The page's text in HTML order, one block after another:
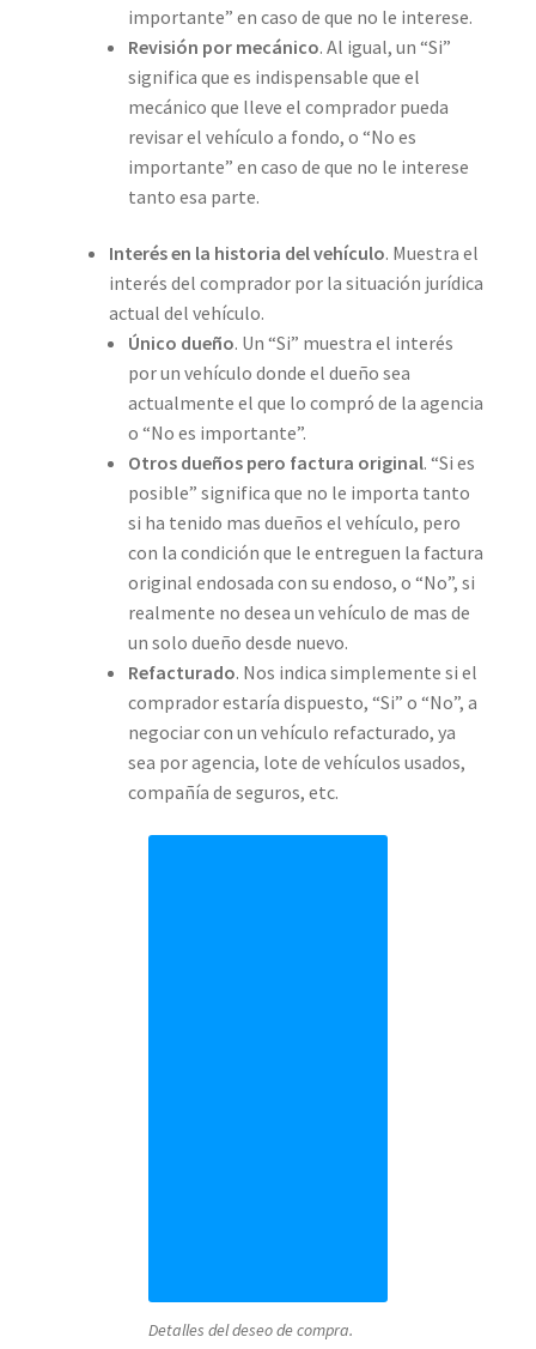
importante” en caso de que no le interese.
Revisión por mecánico. Al igual, un “Si”
significa que es indispensable que el
mecánico que lleve el comprador pueda
revisar el vehículo a fondo, o “No es
importante” en caso de que no le interese
tanto esa parte.
Interés en la historia del vehículo. Muestra el
interés del comprador por la situación jurídica
actual del vehículo.
Único dueño. Un “Si” muestra el interés
por un vehículo donde el dueño sea
actualmente el que lo compró de la agencia
o “No es importante”.
Otros dueños pero factura original. “Si es
posible” significa que no le importa tanto
si ha tenido mas dueños el vehículo, pero
con la condición que le entreguen la factura
original endosada con su endoso, o “No”, si
realmente no desea un vehículo de mas de
un solo dueño desde nuevo.
Refacturado. Nos indica simplemente si el
comprador estaría dispuesto, “Si” o “No”, a
negociar con un vehículo refacturado, ya
sea por agencia, lote de vehículos usados,
compañía de seguros, etc.
Detalles del deseo de compra.